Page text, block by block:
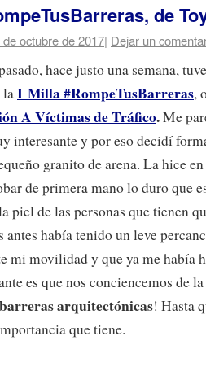
de
de octubre de 2017| Dejar un
hace justo una semana,
laI Milla #RompeTusBarreras,
A Víctimas de Tráfico.Me
interesante y por eso decidí
granito de arena. La hice en
de primera mano lo duro que
piel de las personas que tienen
antes había tenido un leve
mi movilidad y que ya me había
es que nos conciencemos de
barreras arquitectónicas! Hasta
que tiene.